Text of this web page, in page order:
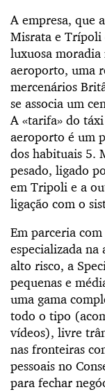
A empresa, que
Misrata e Trípoli
luxuosa
aeroporto, uma
mercenários
se associa um
A «tarifa» do
aeroporto é um
dos habituais 5.
pesado, ligado
em Tripoli e a
ligação com o
Em parceria
especializada na
alto risco, a
pequenas e
uma gama
todo o tipo
vídeos), livre
nas fronteiras
pessoais no
para fechar